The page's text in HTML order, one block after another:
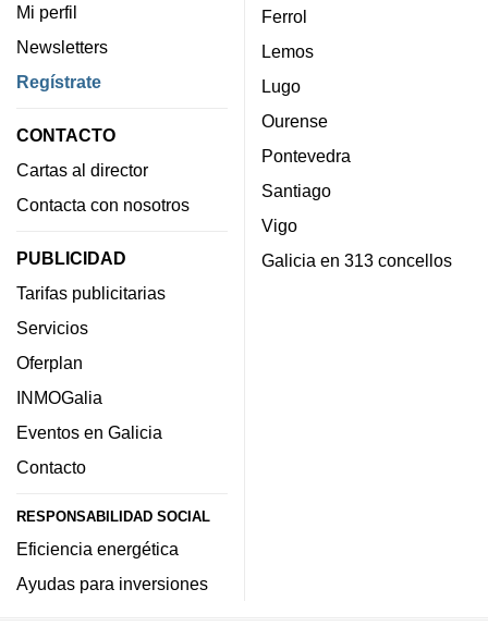
Mi perfil
Newsletters
Regístrate
CONTACTO
Cartas al director
Contacta con nosotros
PUBLICIDAD
Tarifas publicitarias
Servicios
Oferplan
INMOGalia
Eventos en Galicia
Contacto
RESPONSABILIDAD SOCIAL
Eficiencia energética
Ayudas para inversiones
Ferrol
Lemos
Lugo
Ourense
Pontevedra
Santiago
Vigo
Galicia en 313 concellos